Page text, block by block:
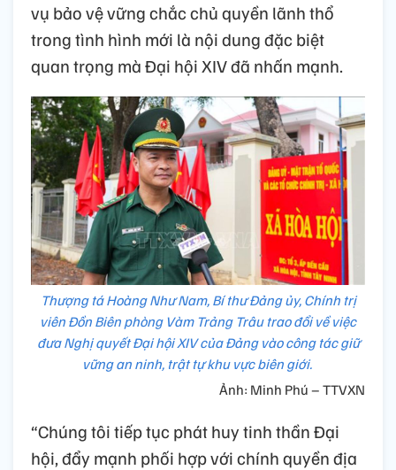
vụ bảo vệ vững chắc chủ quyền lãnh thổ
trong tình hình mới là nội dung đặc biệt
quan trọng mà Đại hội XIV đã nhấn mạnh.
Thượng tá Hoàng Như Nam, Bí thư Đảng ủy, Chính trị
viên Đồn Biên phòng Vàm Trảng Trâu trao đổi về việc
đưa Nghị quyết Đại hội XIV của Đảng vào công tác giữ
vững an ninh, trật tự khu vực biên giới.
Ảnh: Minh Phú – TTVXN
“Chúng tôi tiếp tục phát huy tinh thần Đại
hội, đẩy mạnh phối hợp với chính quyền địa